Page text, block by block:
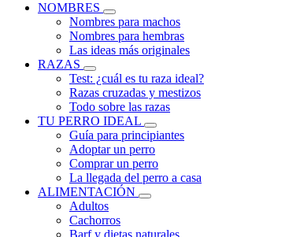
NOMBRES
Nombres para machos
Nombres para hembras
Las ideas más originales
RAZAS
Test: ¿cuál es tu raza ideal?
Razas cruzadas y mestizos
Todo sobre las razas
TU PERRO IDEAL
Guía para principiantes
Adoptar un perro
Comprar un perro
La llegada del perro a casa
ALIMENTACIÓN
Adultos
Cachorros
Barf y dietas naturales